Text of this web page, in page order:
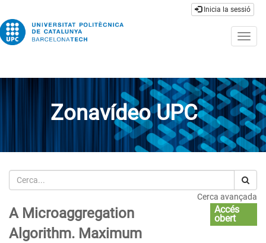
Inicia la sessió
Zonavídeo UPC
Cerca
Cerca avançada
A Microaggregation
Algorithm. Maximum
Accés
obert